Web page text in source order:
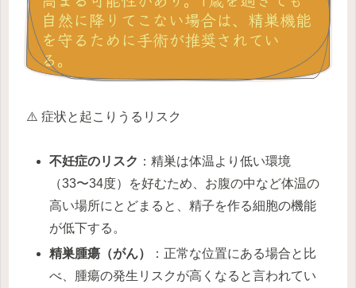
自然に降りてこない場合は、精巣機能
を守るために手術が推奨されてい
る。
⚠️ 症状と起こりうるリスク
不妊症のリスク ：精巣は体温より低い環境
（33〜34度）を好むため、お腹の中など体温の
高い場所にとどまると、精子を作る細胞の機能
が低下する。
精巣腫瘍（がん）
：正常な位置にある場合と比
べ、腫瘍の発生リスクが高くなると言われてい